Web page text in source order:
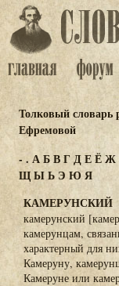
Толковый словарь
Ефремовой
- . АБВГДЕЁЖ
ЩЫЬЭ ЮЯ
КАМЕРУНСКИЙ
камерунский
камерунцам,
характерный для
Камеруну,
Камеруне или